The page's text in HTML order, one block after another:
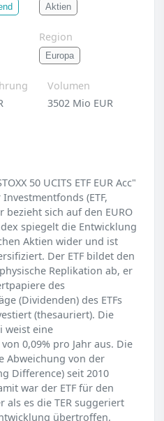
Aktien
Region
Europa
Volumen
3502 Mio EUR
50 UCITS ETF EUR Acc"
(ETF,
bezieht sich auf den EURO
spiegelt die Entwicklung
Aktien wider und ist
Der ETF bildet den
Replikation ab, er
des
(Dividenden) des ETFs
(thesauriert). Die
weist eine
0,09% pro Jahr aus. Die
Abweichung von der
Difference) seit 2010
war der ETF für den
es die TER suggeriert
übertroffen.